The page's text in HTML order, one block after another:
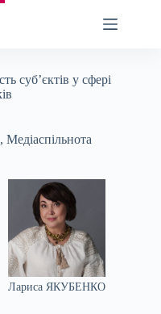
суб’єктів у сфері
, Медіаспільнота
Лариса ЯКУБЕНКО